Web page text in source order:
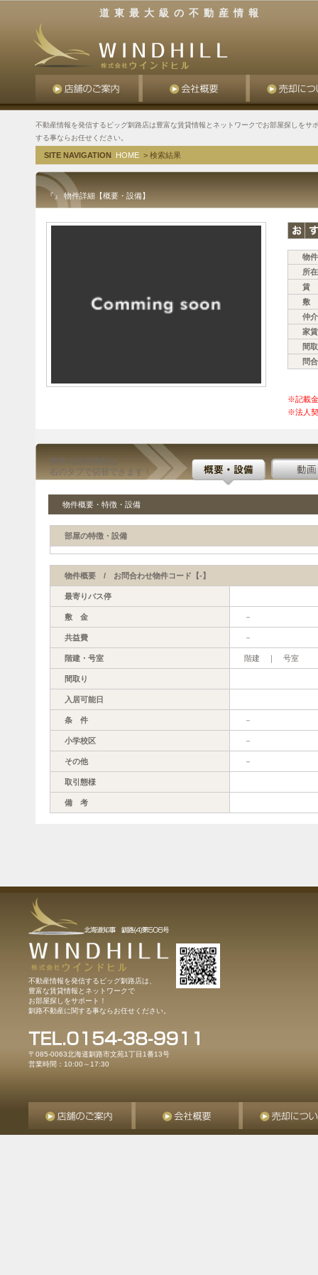
道東最大級の不動産情報
不動産情報を発信するビッグ釧路店は豊富な賃貸情報とネットワークでお部屋探しをサ
する事ならお任せください。
SITE NAVIGATION HOME > 検索結果
『』 物件詳細【概要・設備】
物
所
賃
敷
仲
家
間
問
※記載
※法人契
物件の詳細情報は
右のタブで切替できます！
物件概要・特徴・設備
部屋の特徴・設備
物件概要 / お問合わせ物件コード【-】
最寄りバス停
敷 金 －
共益費 －
階建・号室 階建 ｜ 号室
間取り
入居可能日
条 件 －
小学校区 －
その他 －
取引態様
備 考
不動産情報を発信するビッグ釧路店は、
豊富な賃貸情報とネットワークで
お部屋探しをサポート！
釧路不動産に関する事ならお任せください。
〒085-0063北海道釧路市文苑1丁目1番13号
営業時間：10:00～17:30